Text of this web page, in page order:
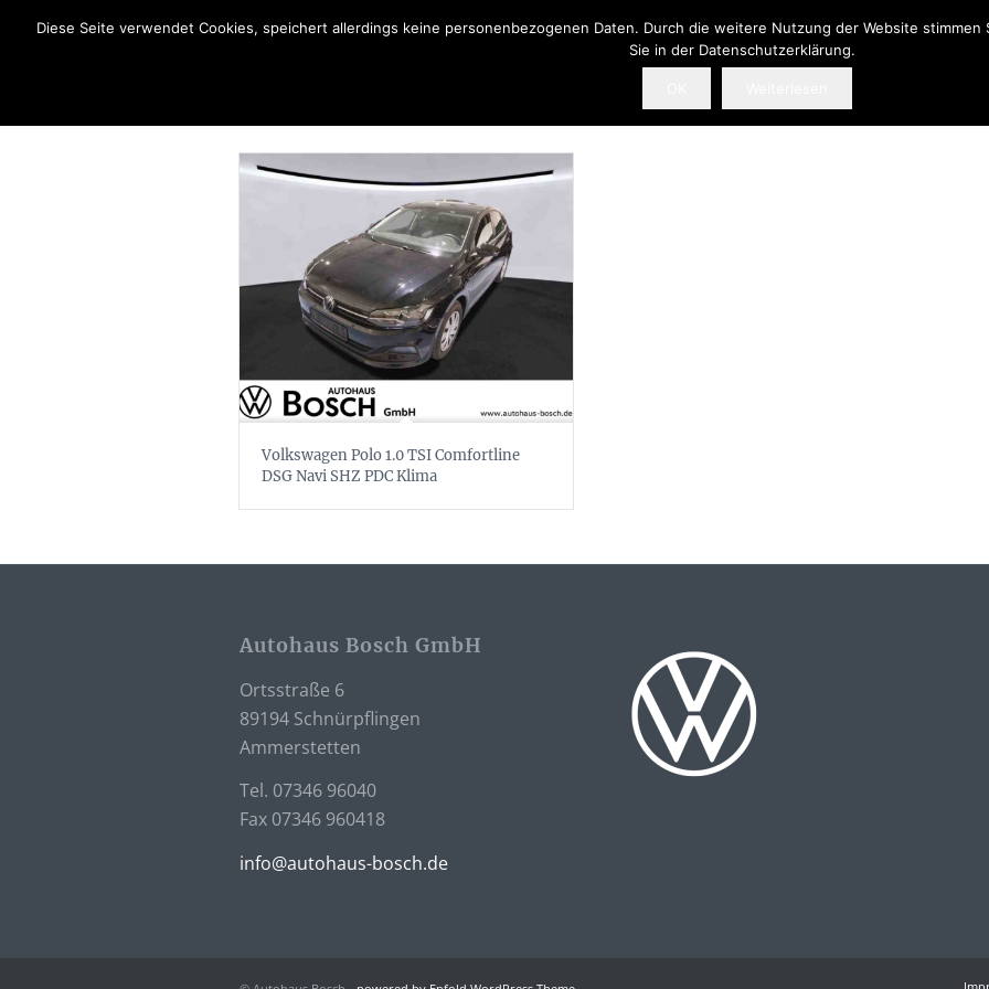
Volkswagen Polo 1.0 TSI Comfortline
DSG Navi SHZ PDC Klima
Autohaus Bosch GmbH
Ortsstraße 6
89194 Schnürpflingen
Ammerstetten
Tel. 07346 96040
Fax 07346 960418
info@autohaus-bosch.de
Diese Seite verwendet Cookies, speichert allerdings keine personenbezogenen Daten. Durch die weitere Nutzung der Website
Sie in der Datenschutzerklärung.